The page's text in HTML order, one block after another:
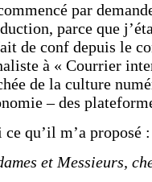
par
parce que
de conf depuis le
à « Courrier
de la culture
– des
ce qu’il m’a proposé :
et Messieurs,